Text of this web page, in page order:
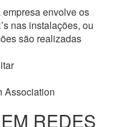
envolve os
nas instalações, ou
são realizadas
Association
REDES